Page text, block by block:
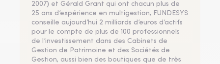
2007) et Gérald Grant qui ont chacun plus de
25 ans d’expérience en multigestion, FUNDESYS
conseille aujourd’hui 2 milliards d’euros d’actifs
pour le compte de plus de 100 professionnels
de l’investissement dans des Cabinets de
Gestion de Patrimoine et des Sociétés de
Gestion, aussi bien des boutiques que de très